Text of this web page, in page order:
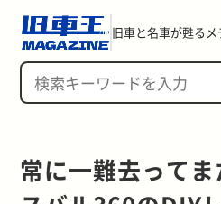
旧車と名車が甦るメ
常に一難去って